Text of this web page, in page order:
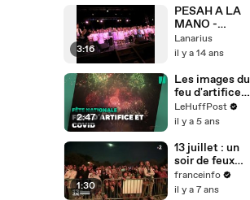
danse de
Oissel (76)
3:16
PESAH A LA
MANO -
Chorales 7-11
ans et adultes
Juin 2012
Lanarius
il y a 14 ans
2:47
Les images du
feu d'artifice
du 14-Juillet à
Paris, sous
LeHuffPost
il y a 5 ans
1:30
13 juillet : un
soir de feux
d'artifice et
de fêtes
franceinfo
il y a 7 ans